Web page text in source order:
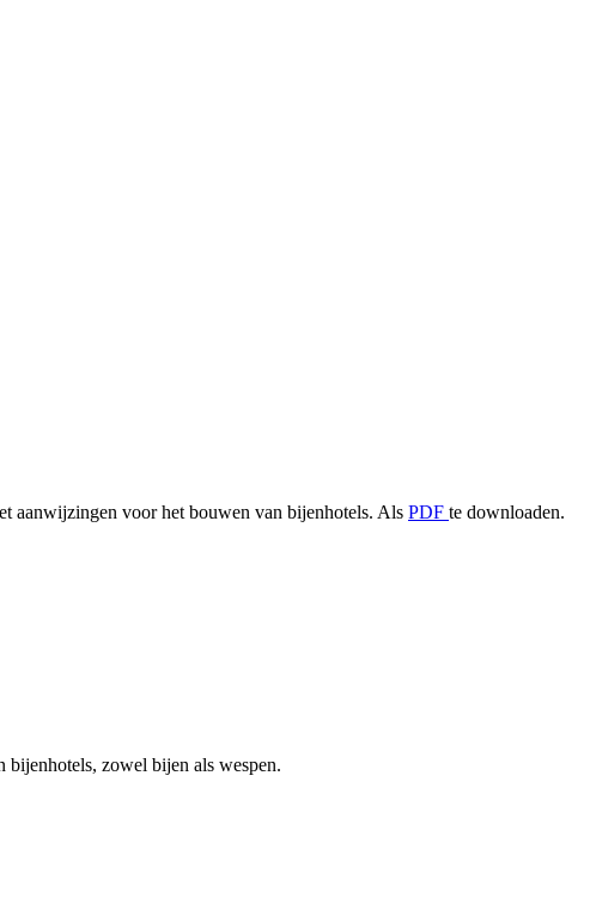
aanwijzingen voor het bouwen van bijenhotels. Als PDF te downloaden.
bijenhotels, zowel bijen als wespen.